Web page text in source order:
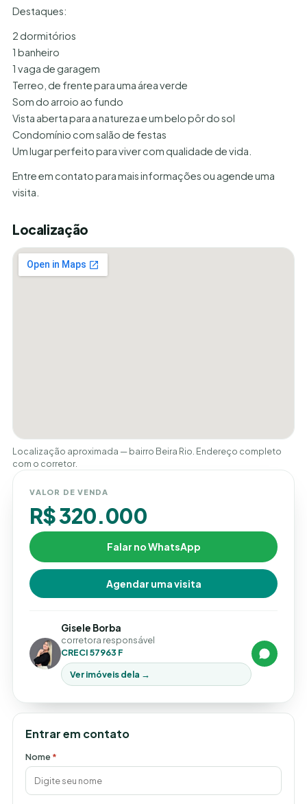
Destaques:
2 dormitórios
1 banheiro
1 vaga de garagem
Terreo, de frente para uma área verde
Som do arroio ao fundo
Vista aberta para a natureza e um belo pôr do sol
Condomínio com salão de festas
Um lugar perfeito para viver com qualidade de vida.
Entre em contato para mais informações ou agende uma
visita.
Localização
Localização aproximada — bairro Beira Rio. Endereço completo
com o corretor.
VALOR DE VENDA
R$ 320.000
Falar no WhatsApp
Agendar uma visita
Gisele Borba
corretora responsável
CRECI 57963 F
Ver imóveis dela →
Entrar em contato
Nome*